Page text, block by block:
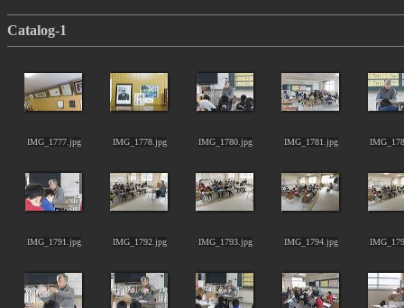
Catalog-1
IMG_1777.jpg IMG_1778.jpg IMG_1780.jpg IMG_1781.jpg
IMG_1791.jpg IMG_1792.jpg IMG_1793.jpg IMG_1794.jpg